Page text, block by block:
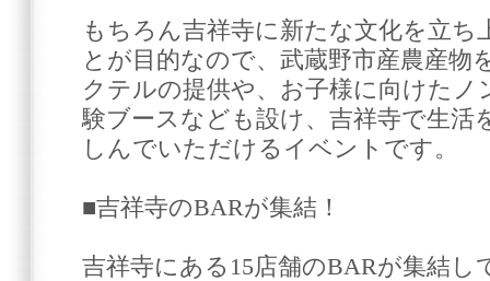
もちろん吉祥寺に新たな文化を立ち
とが目的なので、武蔵野市産農産物
クテルの提供や、お子様に向けた
験ブースなども設け、吉祥寺で生活
しんでいただけるイベントです。
■吉祥寺のBARが集結！
吉祥寺にある15店舗のBARが集結